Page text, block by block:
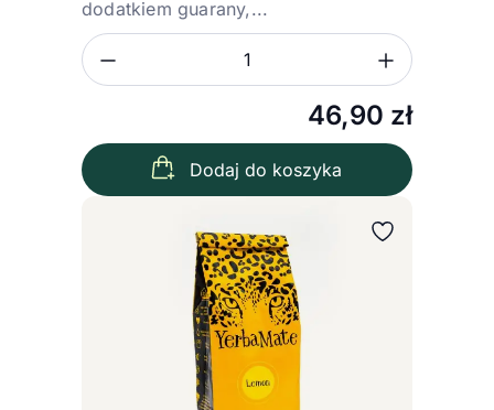
dodatkiem guarany,...
46,90 zł
Zmniejsz ilość
Dodaj do koszyka